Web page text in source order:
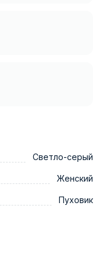
Светло-серый
Женский
Пуховик